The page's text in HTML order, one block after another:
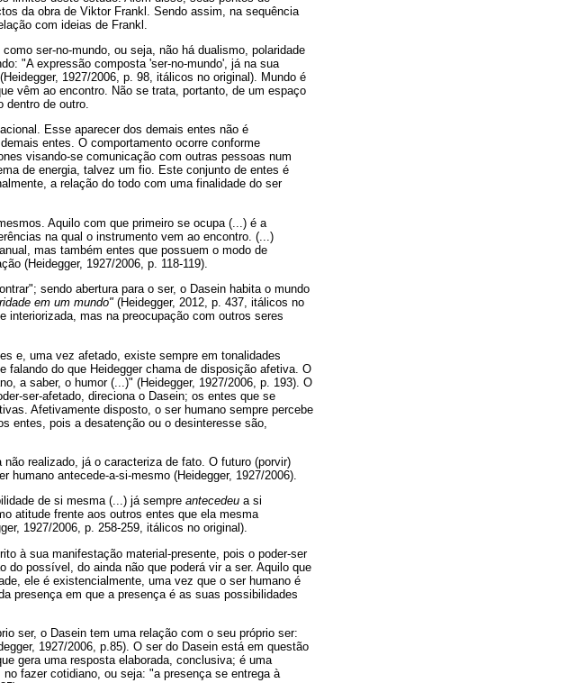
da obra de Viktor Frankl. Sendo assim, na sequência
com ideias de Frankl.
ser-no-mundo, ou seja, não há dualismo, polaridade
"A expressão composta 'ser-no-mundo', já na sua
1927/2006, p. 98, itálicos no original). Mundo é
vêm ao encontro. Não se trata, portanto, de um espaço
dentro de outro.
Esse aparecer dos demais entes não é
entes. O comportamento ocorre conforme
visando-se comunicação com outras pessoas num
de energia, talvez um fio. Este conjunto de entes é
a relação do todo com uma finalidade do ser
Aquilo com que primeiro se ocupa (...) é a
na qual o instrumento vem ao encontro. (...)
mas também entes que possuem o modo de
(Heidegger, 1927/2006, p. 118-119).
sendo abertura para o ser, o Dasein habita o mundo
em um mundo" (Heidegger, 2012, p. 437, itálicos no
interiorizada, mas na preocupação com outros seres
e, uma vez afetado, existe sempre em tonalidades
do que Heidegger chama de disposição afetiva. O
a saber, o humor (...)" (Heidegger, 1927/2006, p. 193). O
ser-afetado, direciona o Dasein; os entes que se
Afetivamente disposto, o ser humano sempre percebe
entes, pois a desatenção ou o desinteresse são,
realizado, já o caracteriza de fato. O futuro (porvir)
antecede-a-si-mesmo (Heidegger, 1927/2006).
de si mesma (...) já sempre antecedeu a si
atitude frente aos outros entes que ela mesma
1927/2006, p. 258-259, itálicos no original).
à sua manifestação material-presente, pois o poder-ser
possível, do ainda não que poderá vir a ser. Aquilo que
ele é existencialmente, uma vez que o ser humano é
presença em que a presença é as suas possibilidades
ser, o Dasein tem uma relação com o seu próprio ser:
1927/2006, p.85). O ser do Dasein está em questão
gera uma resposta elaborada, conclusiva; é uma
fazer cotidiano, ou seja: "a presença se entrega à